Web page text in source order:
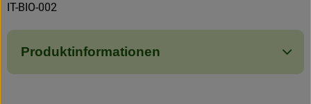
IT-BIO-002
Produktinformationen